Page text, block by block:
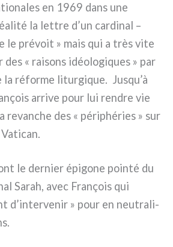
en 1969 dans une
la let­tre d’un car­di­nal –
le pré­voit » mais qui a très vite
« rai­sons idéo­lo­gi­ques » par
la réfor­me litur­gi­que. Jusqu’à
arri­ve pour lui ren­dre vie
revan­che des « péri­phé­ries » sur
le der­nier épi­go­ne poin­té du
Sarah, avec François qui
d’intervenir » pour en neu­tra­li­